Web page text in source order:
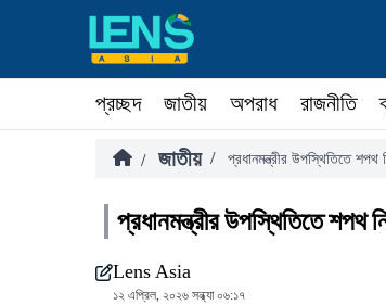
প্রচ্ছদ জাতীয় অপরাধ রাজনীতি
/ জাতীয় / প্রধানমন্ত্রীর উপস্থিতিতে শপথ
প্রধানমন্ত্রীর উপস্থিতিতে শপথ
Lens Asia
১২ এপ্রিল, ২০২৬ সন্ধ্যা ০৬:১৭